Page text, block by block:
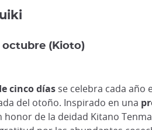
octubre (Kioto)
cinco días se celebra cada año
del otoño. Inspirado en una
honor de la deidad Kitano